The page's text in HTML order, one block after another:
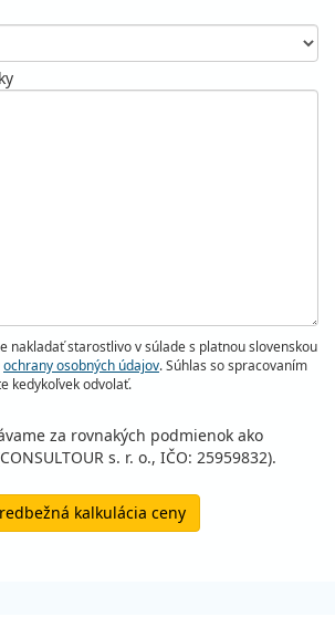
nakladať starostlivo v súlade s platnou slovenskou
ochrany osobných údajov. Súhlas so spracovaním
kedykoľvek odvolať.
za rovnakých podmienok ako
s. r. o., IČO: 25959832).
kalkulácia ceny